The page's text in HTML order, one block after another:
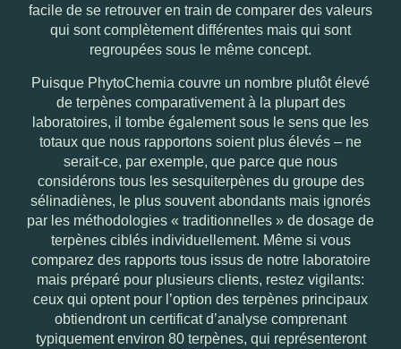
facile de se retrouver en train de comparer des valeurs
qui sont complètement différentes mais qui sont
regroupées sous le même concept.
Puisque PhytoChemia couvre un nombre plutôt élevé
de terpènes comparativement à la plupart des
laboratoires, il tombe également sous le sens que les
totaux que nous rapportons soient plus élevés – ne
serait-ce, par exemple, que parce que nous
considérons tous les sesquiterpènes du groupe des
sélinadiènes, le plus souvent abondants mais ignorés
par les méthodologies « traditionnelles » de dosage de
terpènes ciblés individuellement. Même si vous
comparez des rapports tous issus de notre laboratoire
mais préparé pour plusieurs clients, restez vigilants:
ceux qui optent pour l’option des terpènes principaux
obtiendront un certificat d’analyse comprenant
typiquement environ 80 terpènes, qui représenteront